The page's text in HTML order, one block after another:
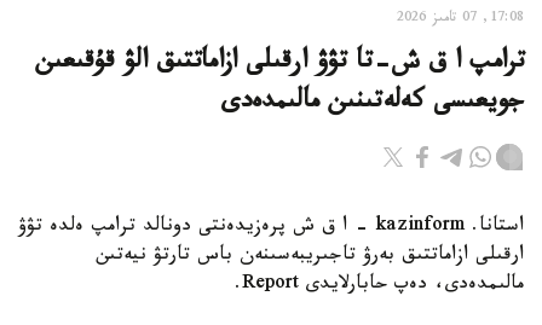
17:08, 07 تامىز 2026
ترامپ ا ق ش-تا تۋۋ ارقىلى ازاماتتىق الۋ قۇقىعىن
جويعىسى كەلەتىنىن مالىمدەدى
استانا. kazinform - ا ق ش پرەزيدەنتى دونالد ترامپ ەلدە تۋۋ
ارقىلى ازاماتتىق بەرۋ تاجىريبەسىنەن باس تارتۋ نيەتىن
مالىمدەدى، دەپ حابارلايدى Report.